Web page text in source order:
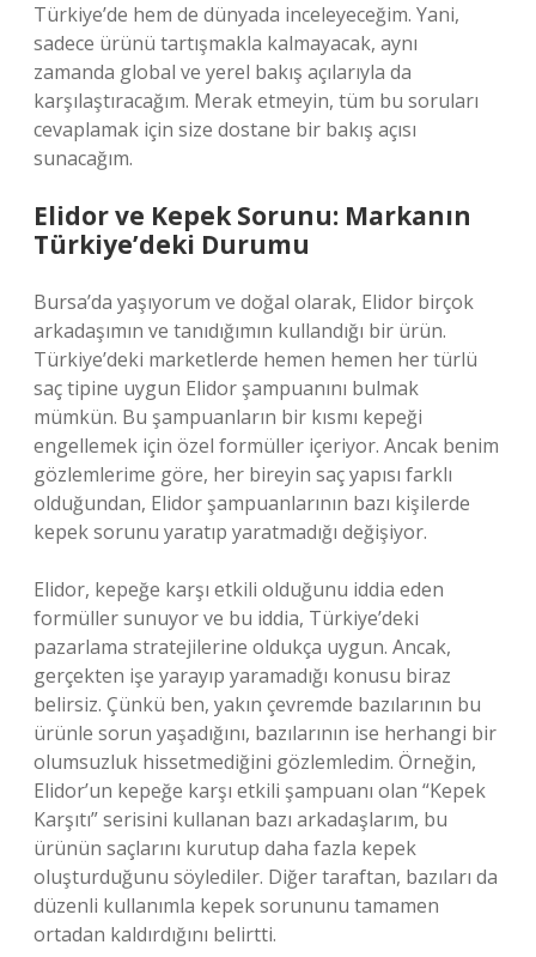
Türkiye’de hem de dünyada inceleyeceğim. Yani,
sadece ürünü tartışmakla kalmayacak, aynı
zamanda global ve yerel bakış açılarıyla da
karşılaştıracağım. Merak etmeyin, tüm bu soruları
cevaplamak için size dostane bir bakış açısı
sunacağım.
Elidor ve Kepek Sorunu: Markanın
Türkiye’deki Durumu
Bursa’da yaşıyorum ve doğal olarak, Elidor birçok
arkadaşımın ve tanıdığımın kullandığı bir ürün.
Türkiye’deki marketlerde hemen hemen her türlü
saç tipine uygun Elidor şampuanını bulmak
mümkün. Bu şampuanların bir kısmı kepeği
engellemek için özel formüller içeriyor. Ancak benim
gözlemlerime göre, her bireyin saç yapısı farklı
olduğundan, Elidor şampuanlarının bazı kişilerde
kepek sorunu yaratıp yaratmadığı değişiyor.
Elidor, kepeğe karşı etkili olduğunu iddia eden
formüller sunuyor ve bu iddia, Türkiye’deki
pazarlama stratejilerine oldukça uygun. Ancak,
gerçekten işe yarayıp yaramadığı konusu biraz
belirsiz. Çünkü ben, yakın çevremde bazılarının bu
ürünle sorun yaşadığını, bazılarının ise herhangi bir
olumsuzluk hissetmediğini gözlemledim. Örneğin,
Elidor’un kepeğe karşı etkili şampuanı olan “Kepek
Karşıtı” serisini kullanan bazı arkadaşlarım, bu
ürünün saçlarını kurutup daha fazla kepek
oluşturduğunu söylediler. Diğer taraftan, bazıları da
düzenli kullanımla kepek sorununu tamamen
ortadan kaldırdığını belirtti.